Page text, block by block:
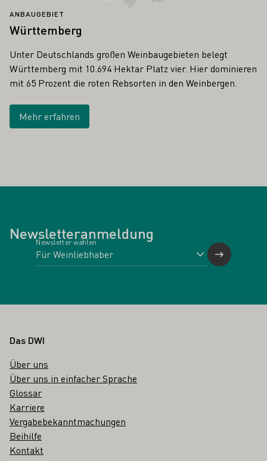
ANBAUGEBIET
Württemberg
Unter Deutschlands großen Weinbaugebieten belegt
Württemberg mit 10.694 Hektar Platz vier. Hier dominieren
mit 65 Prozent die roten Rebsorten in den Weinbergen.
Mehr erfahren
Newsletteranmeldung
Newsletter wählen
Fußbereich
Das DWI
Über uns
Über uns in einfacher Sprache
Glossar
Karriere
Vergabebekanntmachungen
Beihilfe
Kontakt